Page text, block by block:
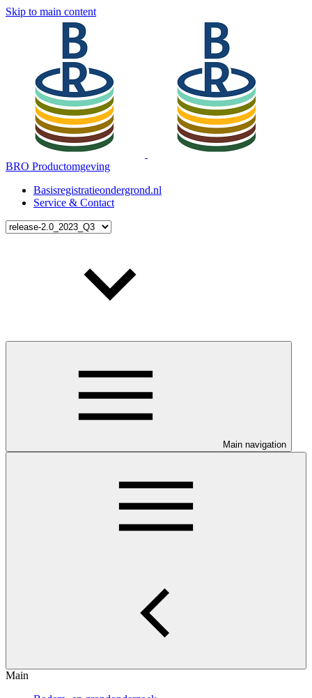
Skip to main content
BRO Productomgeving
Basisregistratieondergrond.nl
Service & Contact
Main navigation
Main